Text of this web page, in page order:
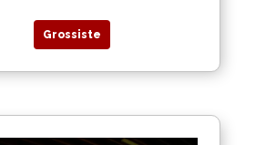
Grossiste